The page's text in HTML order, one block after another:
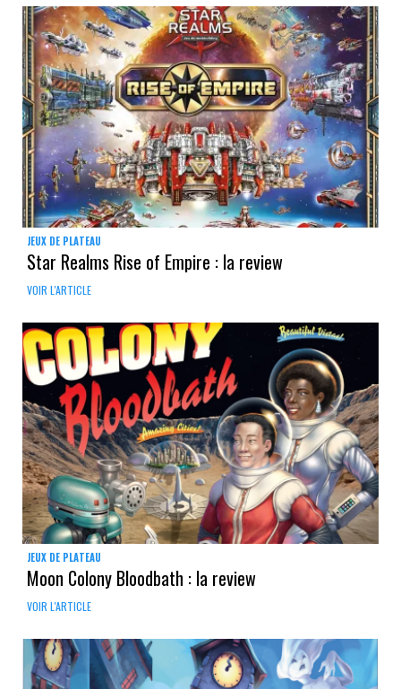
JEUX DE PLATEAU
Star Realms Rise of Empire : la review
VOIR L'ARTICLE
JEUX DE PLATEAU
Moon Colony Bloodbath : la review
VOIR L'ARTICLE